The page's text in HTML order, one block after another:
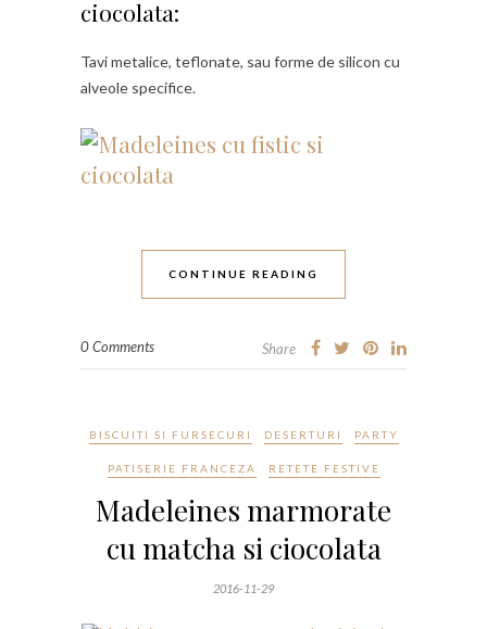
ciocolata:
Tavi metalice, teflonate, sau forme de silicon cu
alveole specifice.
CONTINUE READING
0 Comments Share
BISCUITI SI FURSECURI DESERTURI PARTY
PATISERIE FRANCEZA RETETE FESTIVE
Madeleines marmorate
cu matcha si ciocolata
2016-11-29